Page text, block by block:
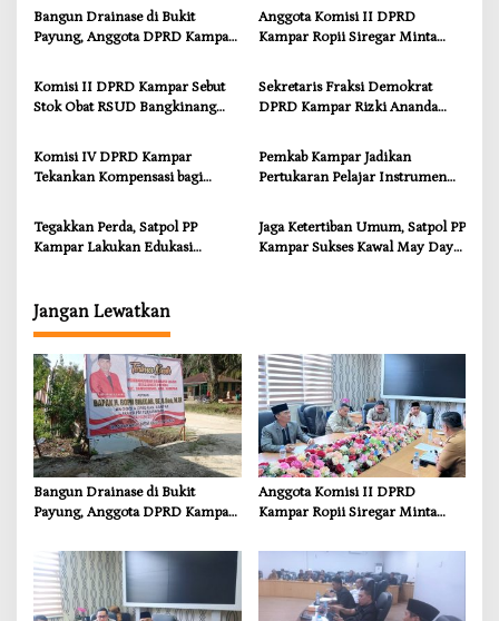
Bangun Drainase di Bukit
Payung, Anggota DPRD Kampar
Infrastruktur yang Menyentuh
Kebutuhan Dasar
Anggota Komisi II DPRD
Kampar Ropii Siregar Minta
Ancaman Kekosongan Obat
demi Wujudkan Kampar Dihati
Komisi II DPRD Kampar Sebut
Stok Obat RSUD Bangkinang
Sekretaris Fraksi Demokrat
DPRD Kampar Rizki Ananda
dan Kompensasi untuk Warga
Sungai Tapung
Komisi IV DPRD Kampar
Tekankan Kompensasi bagi
Pemkab Kampar Jadikan
Pertukaran Pelajar Instrumen
Wawasan Global
Tegakkan Perda, Satpol PP
Kampar Lakukan Edukasi
Jaga Ketertiban Umum, Satpol PP
Kampar Sukses Kawal May Day
Jangan Lewatkan
Bangun Drainase di Bukit
Payung, Anggota DPRD Kampar
Infrastruktur yang Menyentuh
Kebutuhan Dasar
Anggota Komisi II DPRD
Kampar Ropii Siregar Minta
Ancaman Kekosongan Obat
demi Wujudkan Kampar Dihati